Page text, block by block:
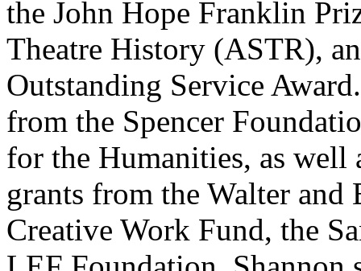
the John Hope Franklin
Theatre History (ASTR),
Outstanding Service
from the Spencer
for the Humanities, as well
grants from the Walter
Creative Work Fund, the